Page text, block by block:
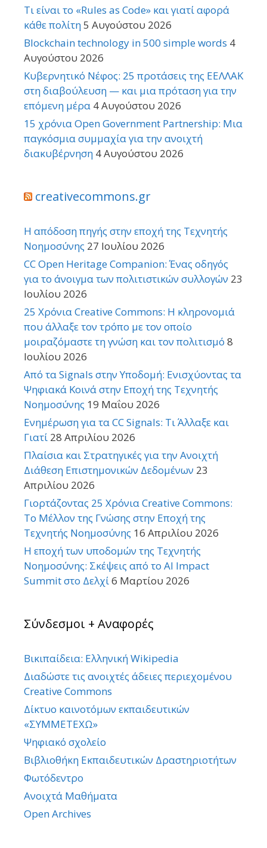
Τι είναι το «Rules as Code» και γιατί αφορά
κάθε πολίτη5 Αυγούστου 2026
Blockchain technology in 500 simple words 4
Αυγούστου 2026
Κυβερνητικό Νέφος: 25 προτάσεις της ΕΕΛΛΑΚ
στη διαβούλευση — και μια πρόταση για την
επόμενη μέρα 4 Αυγούστου 2026
15 χρόνια Open Government Partnership: Μια
παγκόσμια συμμαχία για την ανοιχτή
διακυβέρνηση 4 Αυγούστου 2026
creativecommons.gr
Η απόδοση πηγής στην εποχή της Τεχνητής
Νοημοσύνης 27 Ιουλίου 2026
CC Open Heritage Companion: Ένας οδηγός
για το άνοιγμα των πολιτιστικών συλλογών 23
Ιουλίου 2026
25 Χρόνια Creative Commons: Η κληρονομιά
που άλλαξε τον τρόπο με τον οποίο
μοιραζόμαστε τη γνώση και τον πολιτισμό 8
Ιουλίου 2026
Από τα Signals στην Υποδομή: Ενισχύοντας τα
Ψηφιακά Κοινά στην Εποχή της Τεχνητής
Νοημοσύνης 19 Μαΐου 2026
Ενημέρωση για τα CC Signals: Τι Άλλαξε και
Γιατί 28 Απριλίου 2026
Πλαίσια και Στρατηγικές για την Ανοιχτή
Διάθεση Επιστημονικών Δεδομένων 23
Απριλίου 2026
Γιορτάζοντας 25 Χρόνια Creative Commons:
Το Μέλλον της Γνώσης στην Εποχή της
Τεχνητής Νοημοσύνης 16 Απριλίου 2026
Η εποχή των υποδομών της Τεχνητής
Νοημοσύνης: Σκέψεις από το AI Impact
Summit στο Δελχί6 Μαρτίου 2026
Σύνδεσμοι + Αναφορές
Βικιπαίδεια: Ελληνική Wikipedia
Διαδώστε τις ανοιχτές άδειες περιεχομένου
Creative Commons
Δίκτυο καινοτόμων εκπαιδευτικών
«ΣΥΜΜΕΤΕΧΩ»
Ψηφιακό σχολείο
Βιβλιοθήκη Εκπαιδευτικών Δραστηριοτήτων
Φωτόδεντρο
Ανοιχτά Μαθήματα
Open Archives